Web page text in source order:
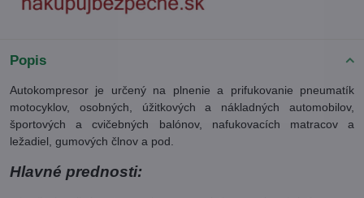
Popis
Autokompresor je určený na plnenie a prifukovanie pneumatík
motocyklov, osobných, úžitkových a nákladných automobilov,
športových a cvičebných balónov, nafukovacích matracov a
ležadiel, gumových člnov a pod.
Hlavné prednosti: